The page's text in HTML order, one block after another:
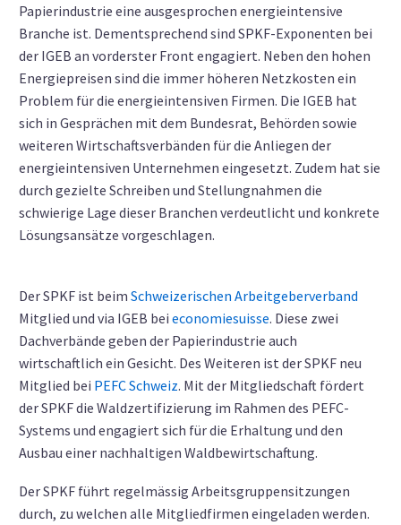
Papierindustrie eine ausgesprochen energieintensive
Branche ist. Dementsprechend sind SPKF-Exponenten bei
der IGEB an vorderster Front engagiert. Neben den hohen
Energiepreisen sind die immer höheren Netzkosten ein
Problem für die energieintensiven Firmen. Die IGEB hat
sich in Gesprächen mit dem Bundesrat, Behörden sowie
weiteren Wirtschaftsverbänden für die Anliegen der
energieintensiven Unternehmen eingesetzt. Zudem hat sie
durch gezielte Schreiben und Stellungnahmen die
schwierige Lage dieser Branchen verdeutlicht und konkrete
Lösungsansätze vorgeschlagen.
Der SPKF ist beim Schweizerischen Arbeitgeberverband
Mitglied und via IGEB bei economiesuisse. Diese zwei
Dachverbände geben der Papierindustrie auch
wirtschaftlich ein Gesicht. Des Weiteren ist der SPKF neu
Mitglied bei PEFC Schweiz. Mit der Mitgliedschaft fördert
der SPKF die Waldzertifizierung im Rahmen des PEFC-
Systems und engagiert sich für die Erhaltung und den
Ausbau einer nachhaltigen Waldbewirtschaftung.
Der SPKF führt regelmässig Arbeitsgruppensitzungen
durch, zu welchen alle Mitgliedfirmen eingeladen werden.